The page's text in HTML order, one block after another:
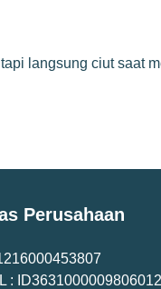
langsung ciut saat
Perusahaan
: